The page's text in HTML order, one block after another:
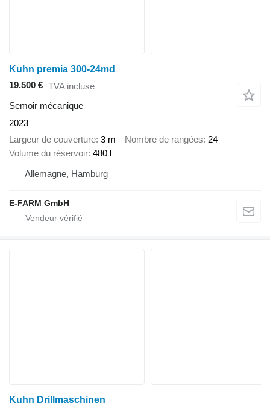
Kuhn premia 300-24md
19.500 € TVA incluse
Semoir mécanique
2023
Largeur de couverture 3 m Nombre de rangées 24
Volume du réservoir 480 l
Allemagne, Hamburg
E-FARM GmbH
Kuhn Drillmaschinen